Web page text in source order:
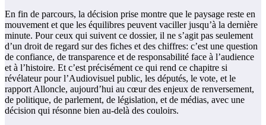
En fin de parcours, la décision prise montre que le paysage reste en
mouvement et que les équilibres peuvent vaciller jusqu’à la dernière
minute. Pour ceux qui suivent ce dossier, il ne s’agit pas seulement
d’un droit de regard sur des fiches et des chiffres: c’est une question
de confiance, de transparence et de responsabilité face à l’audience
et à l’histoire. Et c’est précisément ce qui rend ce chapitre si
révélateur pour l’Audiovisuel public, les députés, le vote, et le
rapport Alloncle, aujourd’hui au cœur des enjeux de renversement,
de politique, de parlement, de législation, et de médias, avec une
décision qui résonne bien au-delà des couloirs.